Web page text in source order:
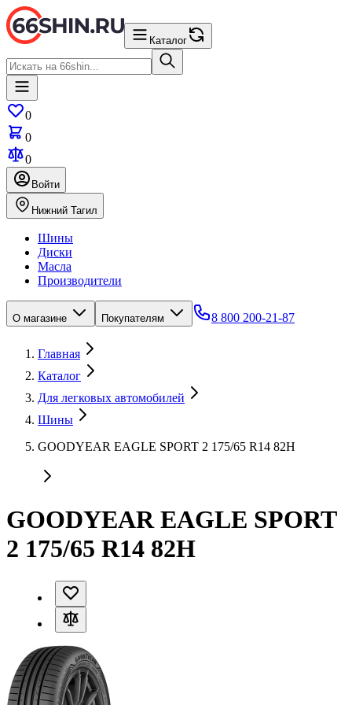
Каталог
0
0
0
Войти
Нижний Тагил
Шины
Диски
Масла
Производители
О магазине Покупателям 8 800 200-21-87
Главная
Каталог
Для легковых автомобилей
Шины
GOODYEAR EAGLE SPORT 2 175/65 R14 82H
GOODYEAR EAGLE SPORT
2 175/65 R14 82H